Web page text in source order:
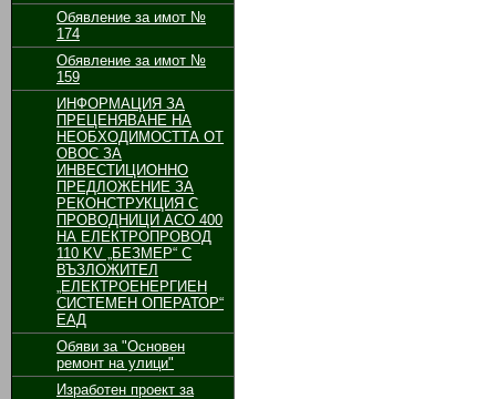
Обявление за имот №
174
Обявление за имот №
159
ИНФОРМАЦИЯ ЗА
ПРЕЦЕНЯВАНЕ НА
НЕОБХОДИМОСТТА ОТ
ОВОС ЗА
ИНВЕСТИЦИОННО
ПРЕДЛОЖЕНИЕ ЗА
РЕКОНСТРУКЦИЯ С
ПРОВОДНИЦИ АСО 400
НА ЕЛЕКТРОПРОВОД
110 KV „БЕЗМЕР“ С
ВЪЗЛОЖИТЕЛ
„ЕЛЕКТРОЕНЕРГИЕН
СИСТЕМЕН ОПЕРАТОР“
ЕАД
Обяви за "Основен
ремонт на улици"
Изработен проект за